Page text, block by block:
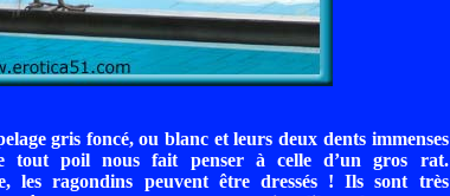
gris foncé, ou blanc et leurs deux dents immenses
tout poil nous fait penser à celle d’un gros rat.
les ragondins peuvent être dressés ! Ils sont très